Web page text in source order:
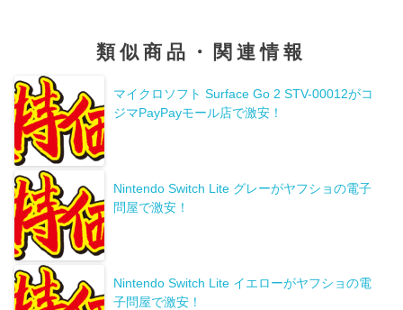
類似商品・関連情報
マイクロソフト Surface Go 2 STV-00012がコ
ジマPayPayモール店で激安！
Nintendo Switch Lite グレーがヤフショの電子
問屋で激安！
Nintendo Switch Lite イエローがヤフショの電
子問屋で激安！